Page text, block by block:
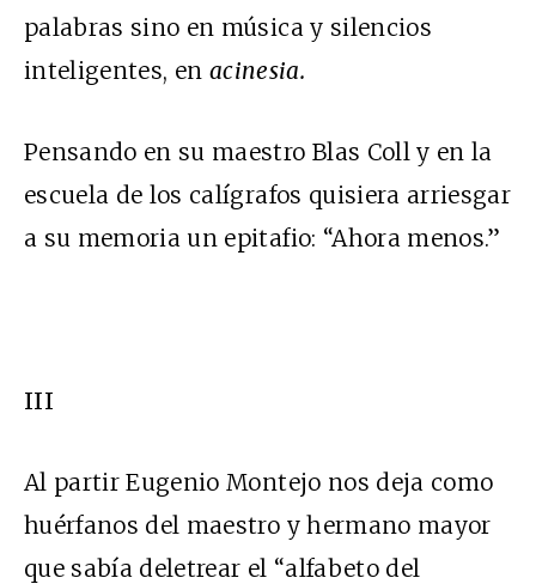
palabras sino en música y silencios
inteligentes, en acinesia.
Pensando en su maestro Blas Coll y en la
escuela de los calígrafos quisiera arriesgar
a su memoria un epitafio: “Ahora menos.”
III
Al partir Eugenio Montejo nos deja como
huérfanos del maestro y hermano mayor
que sabía deletrear el “alfabeto del